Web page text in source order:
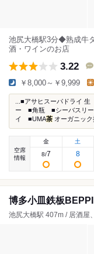
池尻大橋駅3分◆熟成牛
酒・ワインのお店
3.22
￥8,000～￥9,999
...■アサヒスーパドライ
ー ■角瓶 ■シーバスリ
イ ■UMA茶 オーガニック
空席
情報
金
8/7
土
8
博多小皿鉄板
池尻大橋駅 407m / 居酒屋